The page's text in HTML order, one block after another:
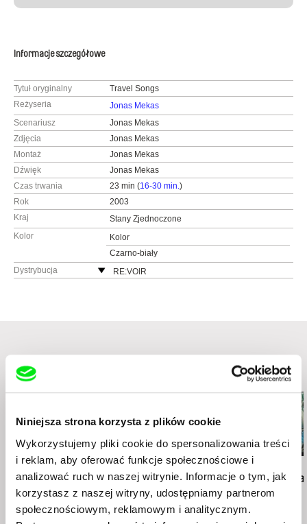
Niniejsza strona korzysta z plików cookie
Wykorzystujemy pliki cookie do spersonalizowania treści
i reklam, aby oferować funkcje społecznościowe i
analizować ruch w naszej witrynie. Informacje o tym, jak
korzystasz z naszej witryny, udostępniamy partnerom
społecznościowym, reklamowym i analitycznym.
Informacje szczegółowe
Tytuł oryginalny
Travel Songs
Reżyseria
Jonas Mekas
Scenariusz
Jonas Mekas
Zdjęcia
Jonas Mekas
Montaż
Jonas Mekas
Dźwięk
Jonas Mekas
Czas trwania
23 min (16-30 min.)
Rok
2003
Kraj
Stany Zjednoczone
Kolor
Kolor
Czarno-biały
Dystrybucja
RE:VOIR
Podobne filmy (20)
Jonas Mekas
Williamsburg, Brooklyn
Jonas Mekas
This Side of Paradise Zefiro Torna